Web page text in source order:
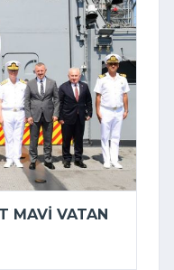
MAVI VATAN